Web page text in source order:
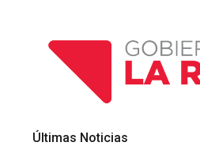
Últimas Noticias